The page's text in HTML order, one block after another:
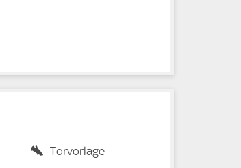
Torvorlage